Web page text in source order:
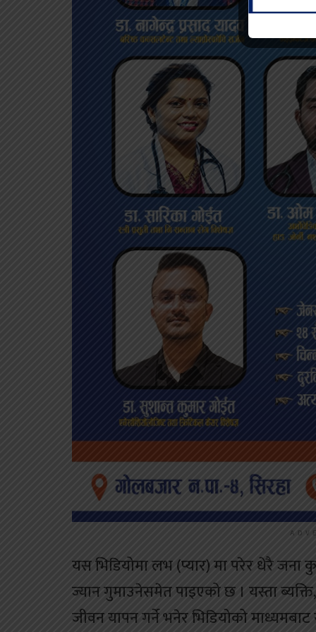
यस भिडियोमा लभ (प्यार) मा परेर धेरै
ज्यान गुमाउनेसमेत पाइएको छ । यस्ता
जीवन यापन गर्ने भनेर भिडियोको